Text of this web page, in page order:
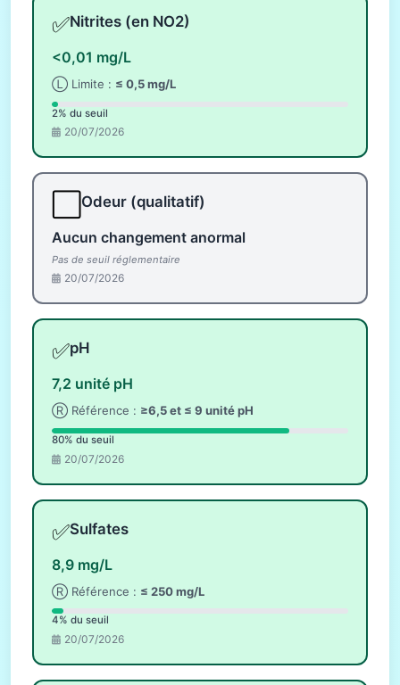
✅Nitrites (en NO2)
<0,01 mg/L
Ⓛ Limite : ≤ 0,5 mg/L
2% du seuil
20/07/2026
Odeur (qualitatif)
Aucun changement anormal
Pas de seuil réglementaire
20/07/2026
✅pH
7,2 unité pH
Ⓡ Référence : ≥6,5 et ≤ 9 unité pH
80% du seuil
20/07/2026
✅Sulfates
8,9 mg/L
Ⓡ Référence : ≤ 250 mg/L
4% du seuil
20/07/2026